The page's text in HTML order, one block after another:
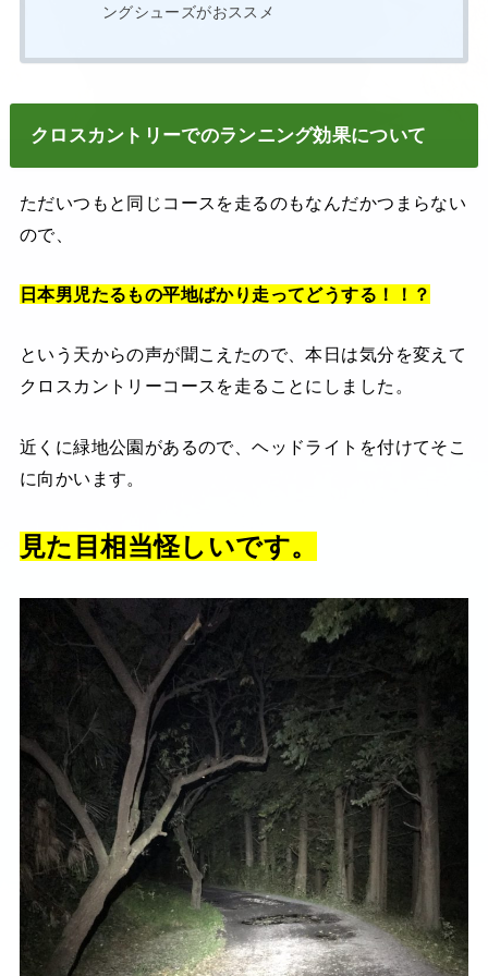
ングシューズがおススメ
クロスカントリーでのランニング効果について
ただいつもと同じコースを走るのもなんだかつまらない
ので、
日本男児たるもの平地ばかり走ってどうする！！？
という天からの声が聞こえたので、本日は気分を変えて
クロスカントリーコースを走ることにしました。
近くに緑地公園があるので、ヘッドライトを付けてそこ
に向かいます。
見た目相当怪しいです。